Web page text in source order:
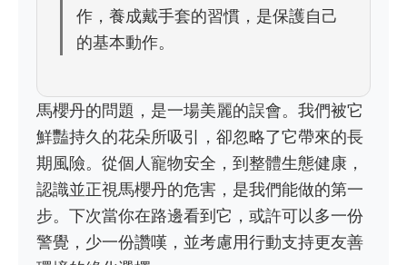
作，養成戴手套的習慣，是保護自己
的基本動作。
馬櫻丹的問題，是一場美麗的誤會。我們被它
鮮豔持久的花朵所吸引，卻忽略了它帶來的長
期風險。從個人寵物安全，到整體生態健康，
認識並正視馬櫻丹的危害，是我們能做的第一
步。下次當你在路邊看到它，或許可以多一份
警覺，少一份讚嘆，並考慮用行動支持更友善